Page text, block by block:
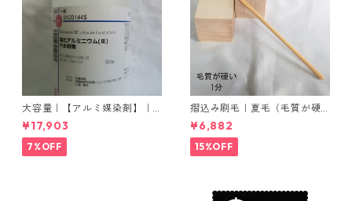
大容量｜【アルミ媒染剤】｜5
00g−5本入り｜塩化アルミニ
ウム
¥17,903
7%OFF
摺込み刷毛｜夏毛（毛質が硬
い）1分｜16本入り＊1セット
¥6,882
15%OFF